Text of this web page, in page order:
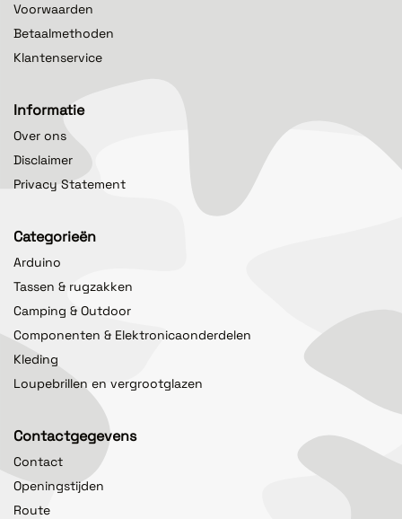
Voorwaarden
Betaalmethoden
Klantenservice
Informatie
Over ons
Disclaimer
Privacy Statement
Categorieën
Arduino
Tassen & rugzakken
Camping & Outdoor
Componenten & Elektronicaonderdelen
Kleding
Loupebrillen en vergrootglazen
Contactgegevens
Contact
Openingstijden
Route